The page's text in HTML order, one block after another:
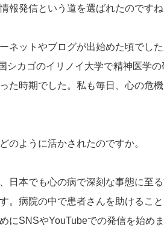
報発信という道を選ばれたのですね
ネットやブログが出始めた頃でし
シカゴのイリノイ大学で精神医学
た時期でした。私も毎日、心の危
のように活かされたのですか。
日本でも心の病で深刻な事態に至
。病院の中で患者さんを助けるこ
にSNSやYouTubeでの発信を始めま